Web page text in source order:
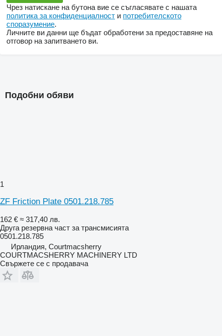
Чрез натискане на бутона вие се съгласявате с нашата
политика за конфиденциалност и потребителското
споразумение.
Личните ви данни ще бъдат обработени за предоставяне на
отговор на запитването ви.
Подобни обяви
1
ZF Friction Plate 0501.218.785
162 € ≈ 317,40 лв.
Друга резервна част за трансмисията
0501.218.785
Ирландия, Courtmacsherry
COURTMACSHERRY MACHINERY LTD
Свържете се с продавача